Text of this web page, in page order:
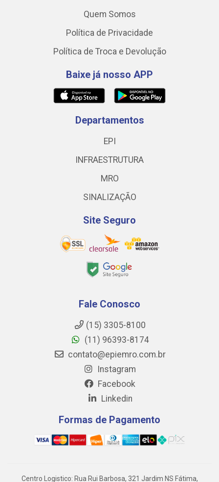
Quem Somos
Política de Privacidade
Política de Troca e Devolução
Baixe já nosso APP
Departamentos
EPI
INFRAESTRUTURA
MRO
SINALIZAÇÃO
Site Seguro
Fale Conosco
(15) 3305-8100
(11) 96393-8174
contato@epiemro.com.br
Instagram
Facebook
Linkedin
Formas de Pagamento
Centro Logistico: Rua Rui Barbosa, 321 Jardim NS Fátima,